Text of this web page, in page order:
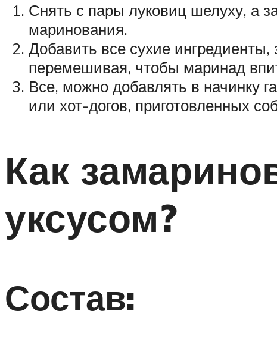
Снять с пары луковиц шелуху, а
маринования.
Добавить все сухие
перемешивая, чтобы маринад
Все, можно добавлять в начинку
или хот-догов, приготовленных
Как
уксусом?
Состав: